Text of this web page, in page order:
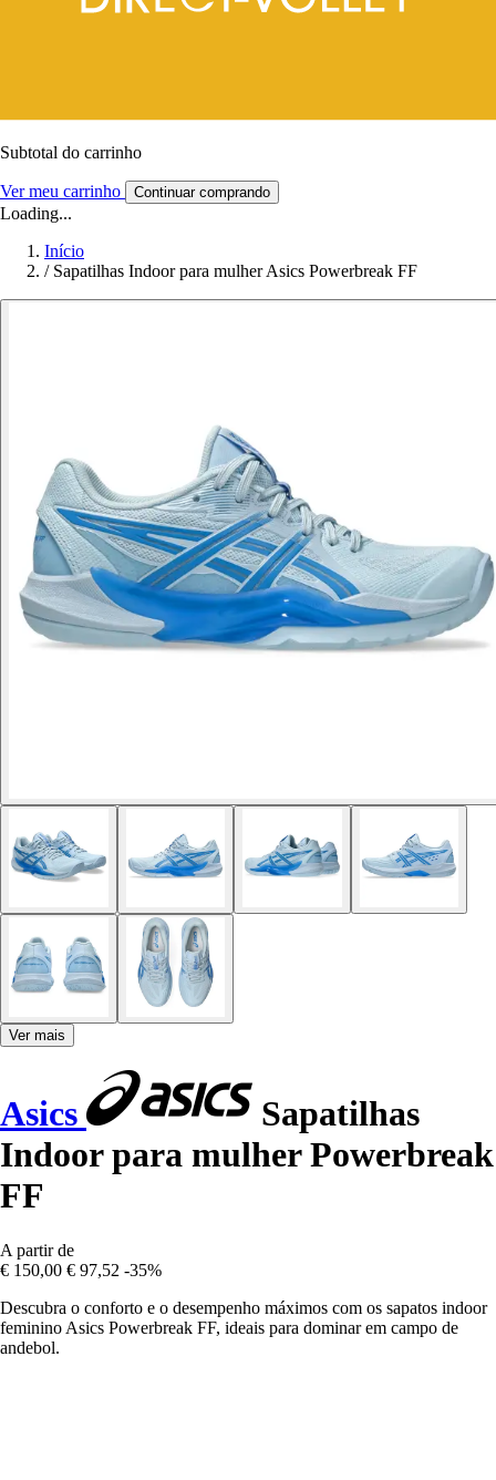
Subtotal do carrinho
Ver meu carrinho Continuar comprando
Loading...
Início
/ Sapatilhas Indoor para mulher Asics Powerbreak FF
Ver mais
Asics
Sapatilhas
Indoor para mulher Powerbreak
FF
A partir de
€ 150,00 € 97,52 -35%
Descubra o conforto e o desempenho máximos com os sapatos indoor
feminino Asics Powerbreak FF, ideais para dominar em campo de
andebol.